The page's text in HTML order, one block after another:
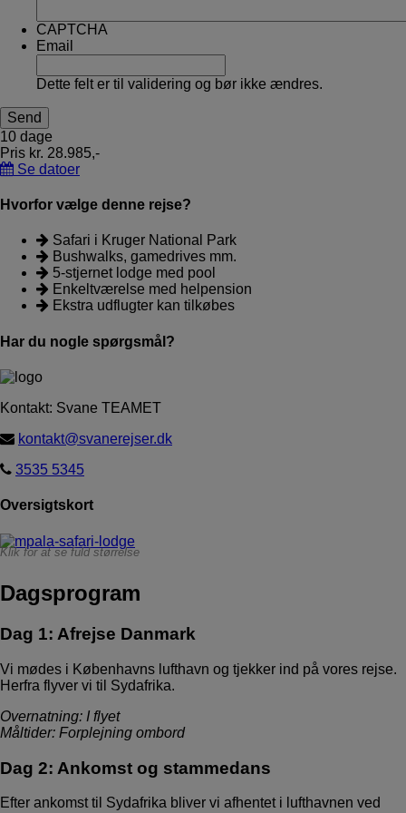
CAPTCHA
Email
Dette felt er til validering og bør ikke ændres.
10 dage
Pris kr. 28.985,-
Se datoer
Hvorfor vælge denne rejse?
Safari i Kruger National Park
Bushwalks, gamedrives mm.
5-stjernet lodge med pool
Enkeltværelse med helpension
Ekstra udflugter kan tilkøbes
Har du nogle spørgsmål?
Kontakt: Svane TEAMET
kontakt@svanerejser.dk
3535 5345
Oversigtskort
Klik for at se fuld størrelse
Dagsprogram
Dag 1: Afrejse Danmark
Vi mødes i Københavns lufthavn og tjekker ind på vores rejse.
Herfra flyver vi til Sydafrika.
Overnatning: I flyet
Måltider: Forplejning ombord
Dag 2: Ankomst og stammedans
Efter ankomst til Sydafrika bliver vi afhentet i lufthavnen ved